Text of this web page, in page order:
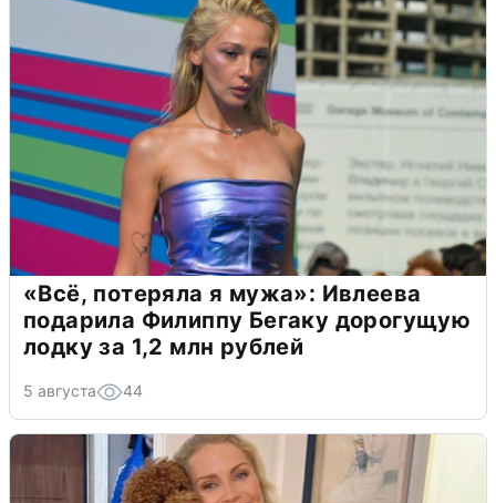
«Всё, потеряла я мужа»: Ивлеева
подарила Филиппу Бегаку дорогущую
лодку за 1,2 млн рублей
5 августа 44